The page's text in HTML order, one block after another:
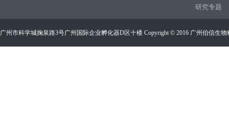
研究专题
广州市科学城掬泉路3号广州国际企业孵化器D区十楼 Copyright © 2016 广州伯信生